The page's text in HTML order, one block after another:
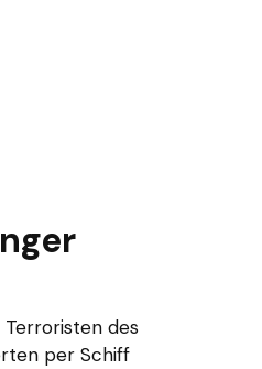
Terroristen des
per Schiff